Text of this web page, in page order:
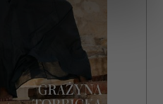
własne preferencje w
plików cookie możesz
w dowolnej chwili.
do spersonalizowania treści
społecznościowe i